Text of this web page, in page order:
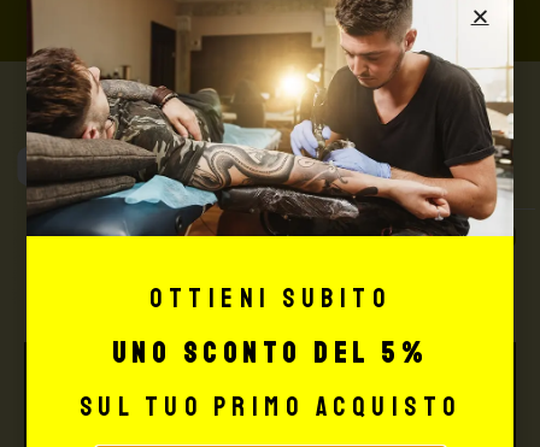
Max Signorello
Tattoo Supply
TUTTO PER IL TUO
Ottieni subito
uno sconto del 5%
sul tuo primo acquisto